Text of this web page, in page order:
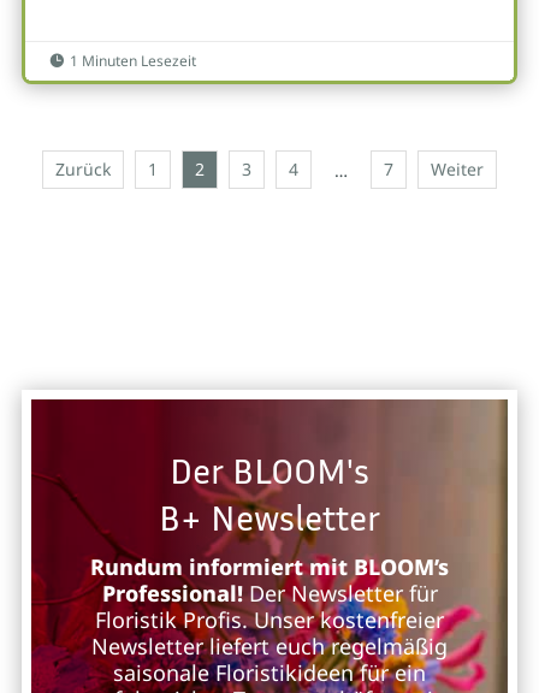
 1 Minuten Lesezeit
Zurück 1 2 3 4 … 7 Weiter
Der BLOOM's
B+ Newsletter
Rundum informiert mit BLOOM’s
Professional!Der Newsletter für
Floristik Profis. Unser kostenfreier
Newsletter liefert euch regelmäßig
saisonale Floristikideen für ein